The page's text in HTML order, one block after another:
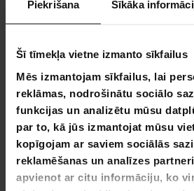
Piekrišana Sīkāka
Šī tīmekļa vietne izmanto sīkfailus
Mēs izmantojam sīkfailus, lai
reklāmas, nodrošinātu sociālo
funkcijas un analizētu mūsu
par to, kā jūs izmantojat mūsu
kopīgojam ar saviem sociālās
reklamēšanas un analīzes
apvienot ar citu informāciju, ko
uzraudzībai.
Augsta kvalitāte par labu cenu:
pievilcīgu ieguldījumu jūsu
minimālu vietu, vienlaikus
efektivitāti.
React - Kur susitinka aistra ir
React'e mes ne tik kuriamas sporto
apibrėžiame, ką reiškia būti
Maitinti jūsų aistrą ir padėti jums